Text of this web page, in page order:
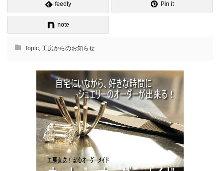
feedly Pin it
note
Topic, 工房からのお知らせ